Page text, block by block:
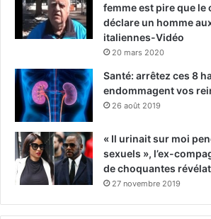
femme est pire que le
déclare un homme
italiennes-Vidéo
20 mars 2020
Santé: arrêtez ces 8
endommagent vos
26 août 2019
« Il urinait sur moi
sexuels », l’ex-
de choquantes
27 novembre 2019